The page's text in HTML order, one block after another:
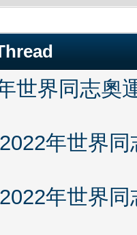
世界同志奧
年世界
年世界